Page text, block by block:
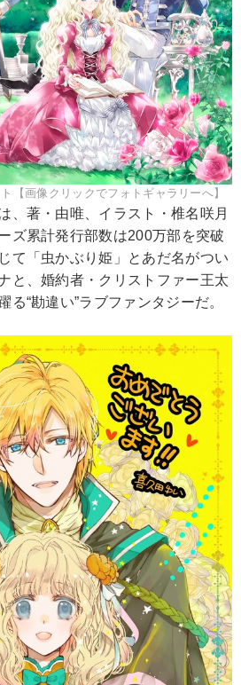
【画像クリックでフォトギャラリーへ】
、著・由唯、イラスト・椎名咲月
ズ累計発行部数は200万部を突破
て「虫かぶり姫」とあだ名がつい
と、婚約者・クリストファー王太
る“勘違い”ラブファンタジーだ。